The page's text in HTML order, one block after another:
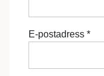
E-postadress *